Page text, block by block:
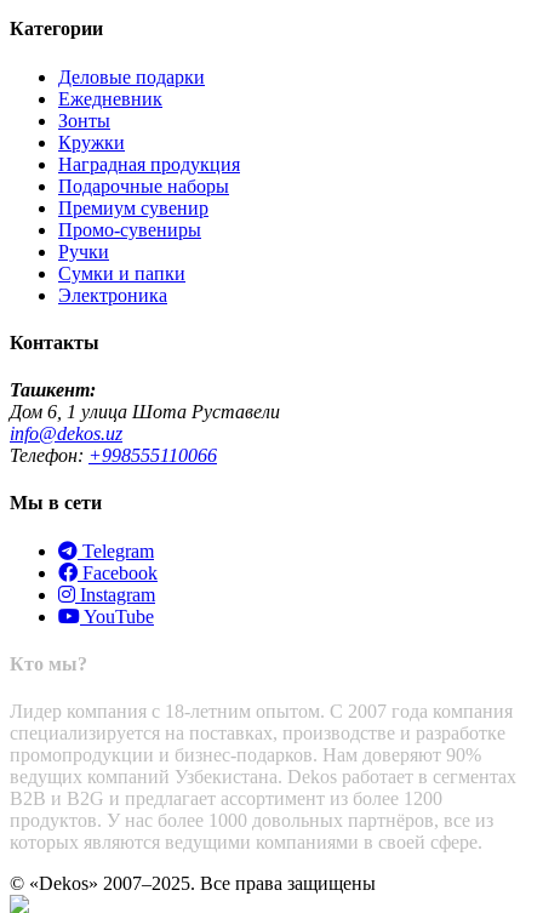
Категории
Деловые подарки
Ежедневник
Зонты
Кружки
Наградная продукция
Подарочные наборы
Премиум сувенир
Промо-сувениры
Ручки
Сумки и папки
Электроника
Контакты
Ташкент:
Дом 6, 1 улица Шота Руставели
info@dekos.uz
Телефон: +998555110066
Мы в сети
Telegram
Facebook
Instagram
YouTube
Кто мы?
Лидер компания с 18-летним опытом. С 2007 года компания
специализируется на поставках, производстве и разработке
промопродукции и бизнес-подарков. Нам доверяют 90%
ведущих компаний Узбекистана. Dekos работает в сегментах
B2B и B2G и предлагает ассортимент из более 1200
продуктов. У нас более 1000 довольных партнёров, все из
которых являются ведущими компаниями в своей сфере.
© «Dekos» 2007–2025. Все права защищены